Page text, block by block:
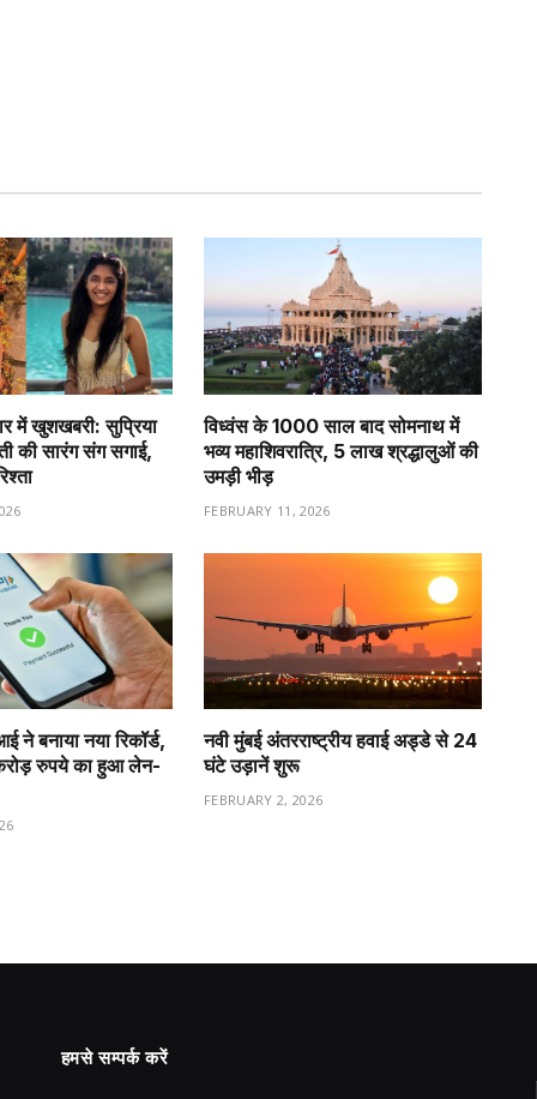
में खुशखबरी: सुप्रिया
की सारंग संग सगाई,
विध्वंस के 1000 साल बाद सोमनाथ में
भव्य महाशिवरात्रि, 5 लाख श्रद्धालुओं की
उमड़ी भीड़
FEBRUARY 11, 2026
ने बनाया नया रिकॉर्ड,
रुपये का हुआ लेन-
नवी मुंबई अंतरराष्ट्रीय हवाई अड्डे से 24
घंटे उड़ानें शुरू
FEBRUARY 2, 2026
हमसे सम्पर्क करें